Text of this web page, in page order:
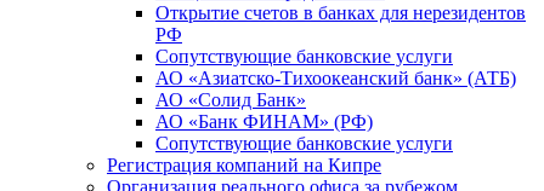
Открытие счетов в банках для нерезидентов
РФ
Сопутствующие банковские услуги
АО «Азиатско-Тихоокеанский банк» (АТБ)
АО «Солид Банк»
АО «Банк ФИНАМ» (РФ)
Сопутствующие банковские услуги
Регистрация компаний на Кипре
Организация реального офиса за рубежом